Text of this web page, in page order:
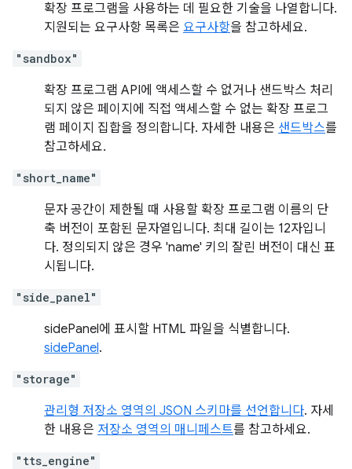
확장 프로그램을 사용하는 데 필요한 기술을 나열합니다.
지원되는 요구사항 목록은 요구사항을 참고하세요.
"sandbox"
확장 프로그램 API에 액세스할 수 없거나 샌드박스 처리
되지 않은 페이지에 직접 액세스할 수 없는 확장 프로그
램 페이지 집합을 정의합니다. 자세한 내용은 샌드박스를
참고하세요.
"short_name"
문자 공간이 제한될 때 사용할 확장 프로그램 이름의 단
축 버전이 포함된 문자열입니다. 최대 길이는 12자입니
다. 정의되지 않은 경우 'name' 키의 잘린 버전이 대신 표
시됩니다.
"side_panel"
sidePanel에 표시할 HTML 파일을 식별합니다.
sidePanel.
"storage"
관리형 저장소 영역의 JSON 스키마를 선언합니다. 자세
한 내용은 저장소 영역의 매니페스트를 참고하세요.
"tts_engine"